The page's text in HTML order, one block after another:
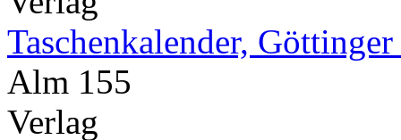
Taschenkalender,
Alm 155
Verlag